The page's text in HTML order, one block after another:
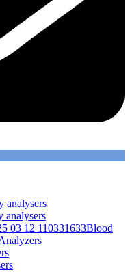
analysers
analysers
Blood